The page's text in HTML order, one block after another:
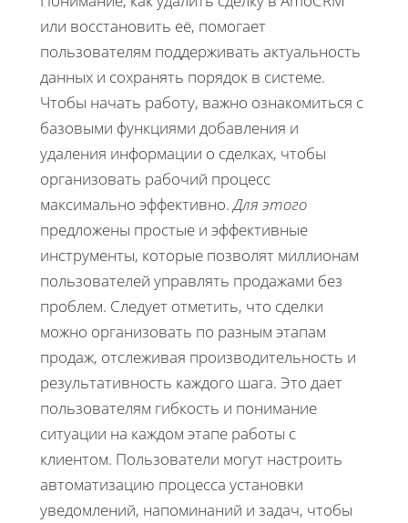
или восстановить её, помогает
пользователям поддерживать актуальность
данных и сохранять порядок в системе.
Чтобы начать работу, важно ознакомиться с
базовыми функциями добавления и
удаления информации о сделках, чтобы
организовать рабочий процесс
максимально эффективно.Для этого
предложены простые и эффективные
инструменты, которые позволят миллионам
пользователей управлять продажами без
проблем. Следует отметить, что сделки
можно организовать по разным этапам
продаж, отслеживая производительность и
результативность каждого шага. Это дает
пользователям гибкость и понимание
ситуации на каждом этапе работы с
клиентом. Пользователи могут настроить
автоматизацию процесса установки
уведомлений, напоминаний и задач, чтобы